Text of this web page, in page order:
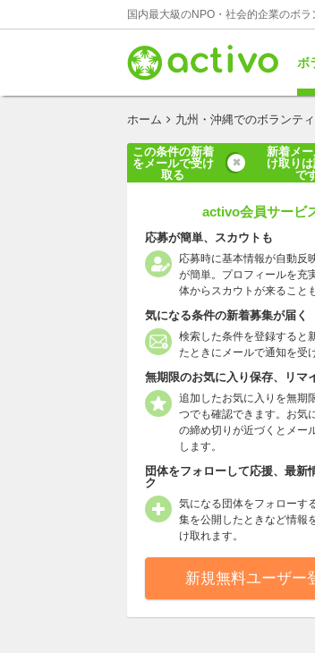
国内最大級のNPO・社会的企業のボ
ボ
ホーム 九州・沖縄でのボランテ
この条件の新着
をメールで受け
取る
新着メ
け取り
で
activo会員サービ
応募が簡単、スカウトも
応募時に基本情報が自動反
が簡単。プロフィールを充
体からスカウトが来ることも
気になる条件の新着募集が届く
検索した条件を登録すると
たときにメールで通知を受
無期限のお気に入り保存、リマ
追加したお気に入りを無期
つでも確認できます。お気
の締め切りが近づくとメー
します。
団体をフォローして応援、最新
ク
気になる団体をフォローす
集を公開したときなど情報
け取れます。
新規無料ユーザー